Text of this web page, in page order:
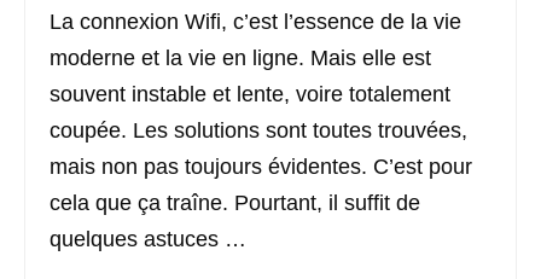
La connexion Wifi, c’est l’essence de la vie
moderne et la vie en ligne. Mais elle est
souvent instable et lente, voire totalement
coupée. Les solutions sont toutes trouvées,
mais non pas toujours évidentes. C’est pour
cela que ça traîne. Pourtant, il suffit de
quelques astuces …